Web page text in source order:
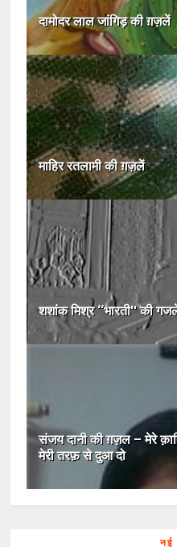
दामोदर लाल जांगिड़ की ग़ज़लें
माहिर रतलामी की ग़ज़लें
शशांक मिश्र ‘‘भारती'' की
संजय दानी की ग़ज़ल – मेरे
मेरी तरफ़ से दुआ दो
नई